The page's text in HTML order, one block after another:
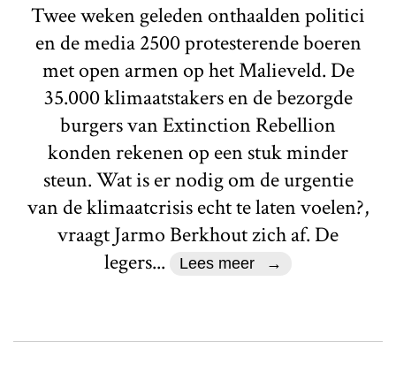
Twee weken geleden onthaalden politici
en de media 2500 protesterende boeren
met open armen op het Malieveld. De
35.000 klimaatstakers en de bezorgde
burgers van Extinction Rebellion
konden rekenen op een stuk minder
steun. Wat is er nodig om de urgentie
van de klimaatcrisis echt te laten voelen?,
vraagt Jarmo Berkhout zich af. De
legers...
Lees meer